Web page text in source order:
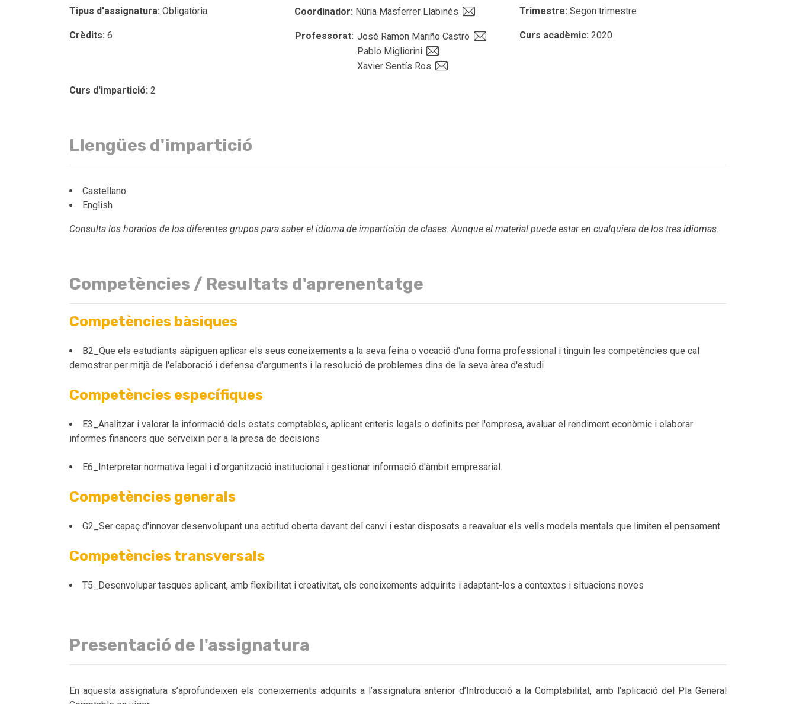
Tipus d'assignatura: Obligatòria Coordinador: Núria Masferrer Llabinés Trimestre: Segon trimestre
Crèdits: 6 Professorat: José Ramon Mariño Castro
Pablo Migliorini
Xavier Sentís Ros
Curs acadèmic: 2020
Curs d'impartició: 2
Llengües d'impartició
Castellano
English
Consulta los horarios de los diferentes grupos para saber el idioma de impartición de clases. Aunque el material puede estar en cualquiera de los tres idiomas.
Competències / Resultats d'aprenentatge
Competències bàsiques
B2_Que els estudiants sàpiguen aplicar els seus coneixements a la seva feina o vocació d'una forma professional i tinguin les competències que cal
demostrar per mitjà de l'elaboració i defensa d'arguments i la resolució de problemes dins de la seva àrea d'estudi
Competències específiques
E3_Analitzar i valorar la informació dels estats comptables, aplicant criteris legals o definits per l'empresa, avaluar el rendiment econòmic i elaborar
informes financers que serveixin per a la presa de decisions
E6_Interpretar normativa legal i d'organització institucional i gestionar informació d'àmbit empresarial.
Competències generals
G2_Ser capaç d'innovar desenvolupant una actitud oberta davant del canvi i estar disposats a reavaluar els vells models mentals que limiten el pensament
Competències transversals
T5_Desenvolupar tasques aplicant, amb flexibilitat i creativitat, els coneixements adquirits i adaptant-los a contextes i situacions noves
Presentació de l'assignatura
En aquesta assignatura s’aprofundeixen els coneixements adquirits a l’assignatura anterior d’Introducció a la Comptabilitat, amb l’aplicació del Pla General